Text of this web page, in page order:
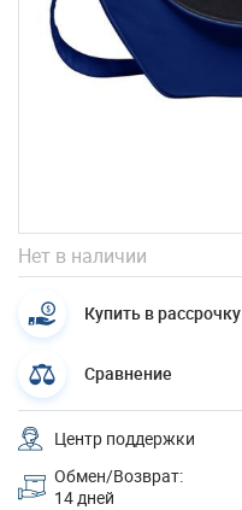
Нет в наличии
Купить в рассрочку
Сравнение
Центр поддержки
Обмен/Возврат:
14 дней